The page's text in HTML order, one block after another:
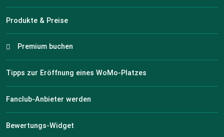
Produkte & Preise
Premium buchen
Tipps zur Eröffnung eines WoMo-Platzes
Fanclub-Anbieter werden
Bewertungs-Widget